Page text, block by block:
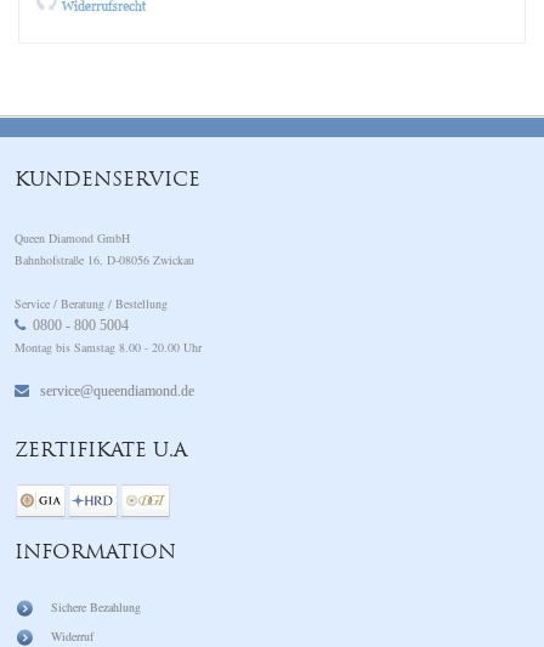
KUNDENSERVICE
Queen Diamond GmbH
Bahnhofstraße 16, D-08056 Zwickau
Service / Beratung / Bestellung
0800 - 800 5004
Montag bis Samstag 8.00 - 20.00 Uhr
service@queendiamond.de
ZERTIFIKATE U.A
INFORMATION
Sichere Bezahlung
Widerruf